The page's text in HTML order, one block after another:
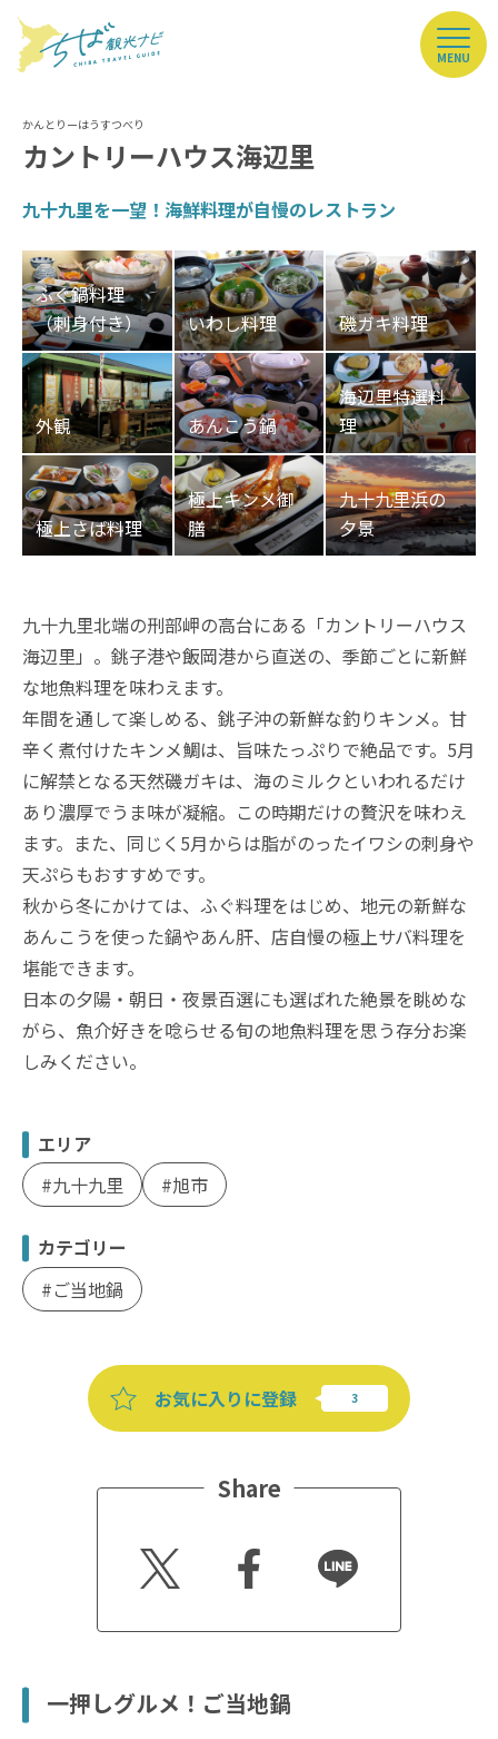
MENU
カントリーハウス海辺里
九十九里を一望！海鮮料理が自慢のレストラン
九十九里北端の刑部岬の高台にある「カントリーハウス
海辺里」。銚子港や飯岡港から直送の、季節ごとに新鮮
な地魚料理を味わえます。
年間を通して楽しめる、銚子沖の新鮮な釣りキンメ。甘
辛く煮付けたキンメ鯛は、旨味たっぷりで絶品です。5月
に解禁となる天然磯ガキは、海のミルクといわれるだけ
あり濃厚でうま味が凝縮。この時期だけの贅沢を味わえ
ます。また、同じく5月からは脂がのったイワシの刺身や
天ぷらもおすすめです。
秋から冬にかけては、ふぐ料理をはじめ、地元の新鮮な
あんこうを使った鍋やあん肝、店自慢の極上サバ料理を
堪能できます。
日本の夕陽・朝日・夜景百選にも選ばれた絶景を眺めな
がら、魚介好きを唸らせる旬の地魚料理を思う存分お楽
しみください。
エリア
九十九里
旭市
カテゴリー
ご当地鍋
お気に入りに登録
Share
Twitt
er
Faceb
ook
Line
一押しグルメ！ご当地鍋